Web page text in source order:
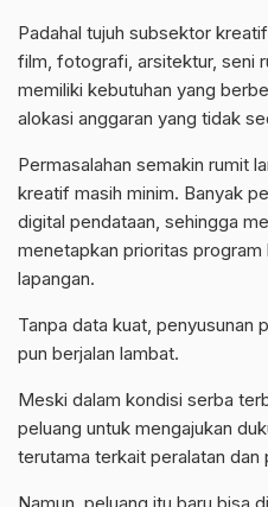
Padahal tujuh subsektor
film, fotografi, arsitektur, seni
memiliki kebutuhan yang
alokasi anggaran yang tidak
Permasalahan semakin rumit
kreatif masih minim. Banyak
digital pendataan, sehingga
menetapkan prioritas program
lapangan.
Tanpa data kuat, penyusunan
pun berjalan lambat.
Meski dalam kondisi serba
peluang untuk mengajukan
terutama terkait peralatan dan